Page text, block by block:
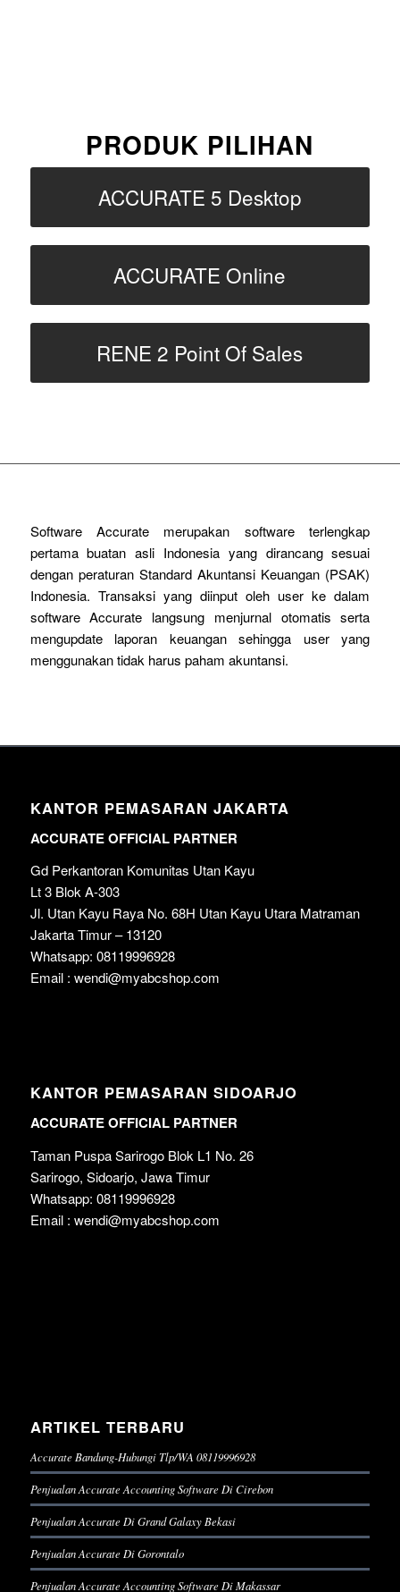
PRODUK PILIHAN
ACCURATE 5 Desktop
ACCURATE Online
RENE 2 Point Of Sales
Software Accurate merupakan software terlengkap
pertama buatan asli Indonesia yang dirancang sesuai
dengan peraturan Standard Akuntansi Keuangan (PSAK)
Indonesia. Transaksi yang diinput oleh user ke dalam
software Accurate langsung menjurnal otomatis serta
mengupdate laporan keuangan sehingga user yang
menggunakan tidak harus paham akuntansi.
KANTOR PEMASARAN JAKARTA
ACCURATE OFFICIAL PARTNER
Gd Perkantoran Komunitas Utan Kayu
Lt 3 Blok A-303
Jl. Utan Kayu Raya No. 68H Utan Kayu Utara Matraman
Jakarta Timur – 13120
Whatsapp: 08119996928
Email : wendi@myabcshop.com
KANTOR PEMASARAN SIDOARJO
ACCURATE OFFICIAL PARTNER
Taman Puspa Sarirogo Blok L1 No. 26
Sarirogo, Sidoarjo, Jawa Timur
Whatsapp: 08119996928
Email : wendi@myabcshop.com
ARTIKEL TERBARU
Accurate Bandung-Hubungi Tlp/WA 08119996928
Penjualan Accurate Accounting Software Di Cirebon
Penjualan Accurate Di Grand Galaxy Bekasi
Penjualan Accurate Di Gorontalo
Penjualan Accurate Accounting Software Di Makassar